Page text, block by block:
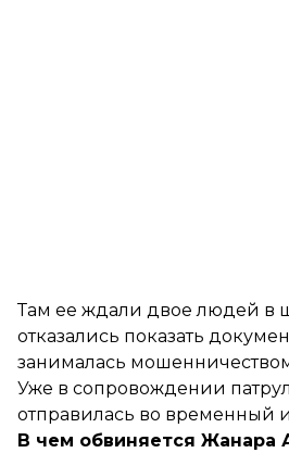
Там ее ждали двое людей в
отказались показать
занималась
Уже в сопровождении
отправилась во временный
В чем обвиняется Жанара